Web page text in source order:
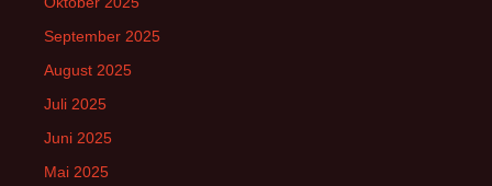
September 2025
August 2025
Juli 2025
Juni 2025
Mai 2025